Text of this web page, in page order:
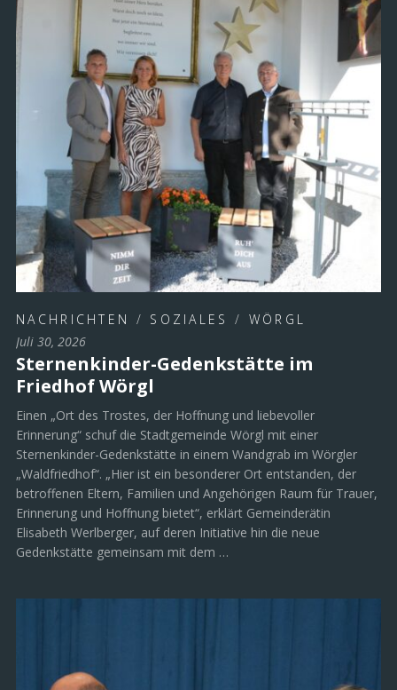
NACHRICHTEN / SOZIALES / WÖRGL
Juli 30, 2026
Sternenkinder-Gedenkstätte im
Friedhof Wörgl
Einen „Ort des Trostes, der Hoffnung und liebevoller
Erinnerung“ schuf die Stadtgemeinde Wörgl mit einer
Sternenkinder-Gedenkstätte in einem Wandgrab im Wörgler
„Waldfriedhof“. „Hier ist ein besonderer Ort entstanden, der
betroffenen Eltern, Familien und Angehörigen Raum für Trauer,
Erinnerung und Hoffnung bietet“, erklärt Gemeinderätin
Elisabeth Werlberger, auf deren Initiative hin die neue
Gedenkstätte gemeinsam mit dem …